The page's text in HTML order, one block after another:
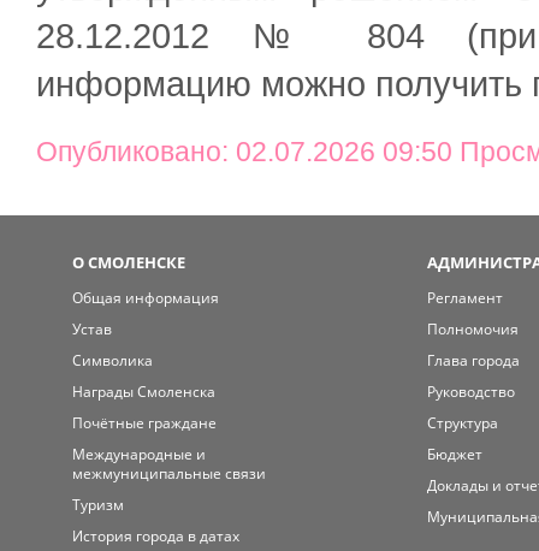
28.12.2012 № 804 (при
информацию можно получить
Опубликовано: 02.07.2026 09:50
О СМОЛЕНСКЕ
Общая информация
Устав
Символика
Награды Смоленска
Почётные граждане
Международные и
межмуниципальные связи
Туризм
История города в датах
Регламент
Полномочия
Глава города
Руководство
Структура
Бюджет
Доклады и